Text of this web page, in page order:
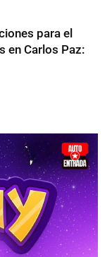
para el
en Carlos Paz: